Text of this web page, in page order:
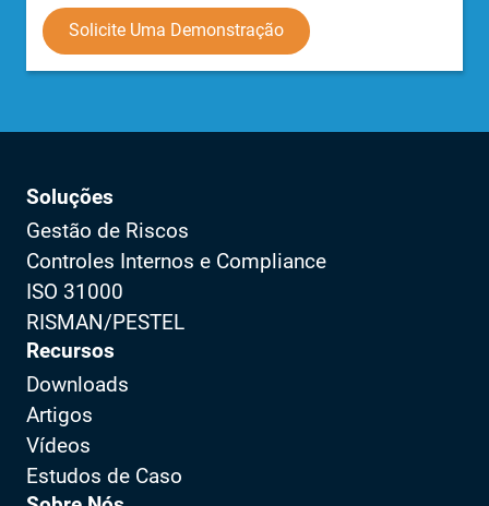
Solicite Uma Demonstração
Soluções
Gestão de Riscos
Controles Internos e Compliance
ISO 31000
RISMAN/PESTEL
Recursos
Downloads
Artigos
Vídeos
Estudos de Caso